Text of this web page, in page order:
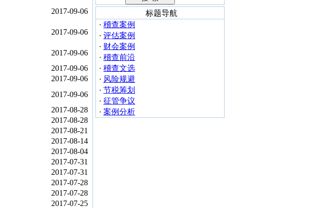
2017-09-06
2017-09-06
2017-09-06
2017-09-06
2017-09-06
2017-09-06
2017-08-28
2017-08-28
2017-08-21
2017-08-14
2017-08-04
2017-07-31
2017-07-31
2017-07-28
2017-07-28
2017-07-25
标题导航
· 稽查案例
· 评估案例
· 财会案例
· 稽查前沿
· 稽查文选
· 风险规避
· 节税筹划
· 征管争议
· 案例分析